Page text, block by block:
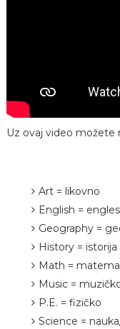
Uz ovaj video možete
Art = likovno
English =
Geography =
History = istorija
Math =
Music =
P.E. = fizičko
Science =